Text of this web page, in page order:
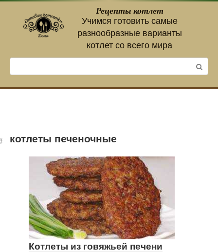
контенту
Рецепты котлет
Учимся готовить самые
разнообразные варианты
котлет со всего мира
котлеты печеночные
Котлеты из говяжьей печени